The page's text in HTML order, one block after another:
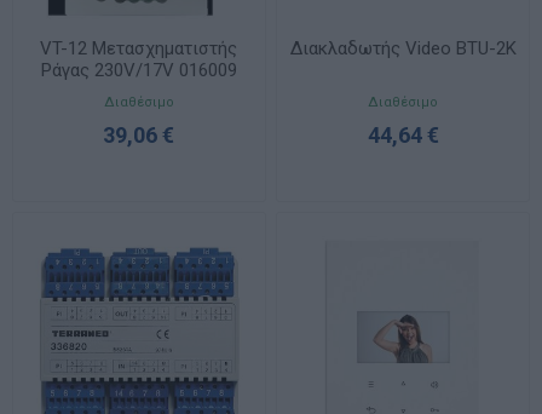
VT-12 Μετασχηματιστής
Ράγας 230V/17V 016009
CTC
Διαθέσιμο
39,06 €
Διακλαδωτής Video BTU-2K
Διαθέσιμο
44,64 €